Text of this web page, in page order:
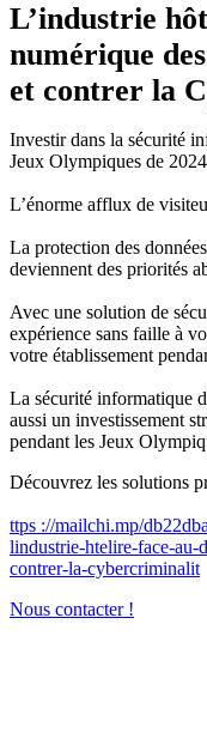
L’industrie
numérique
et contrer la
Investir dans la sécurité
Jeux Olympiques de
L’énorme afflux de
La protection des
deviennent des priorités
Avec une solution de
expérience sans faille à
votre établissement
La sécurité informatique
aussi un investissement
pendant les Jeux
Découvrez les solutions
ttps ://mailchi.mp/
lindustrie-htelire-face-au-
contrer-la-cybercriminalit
Nous contacter !